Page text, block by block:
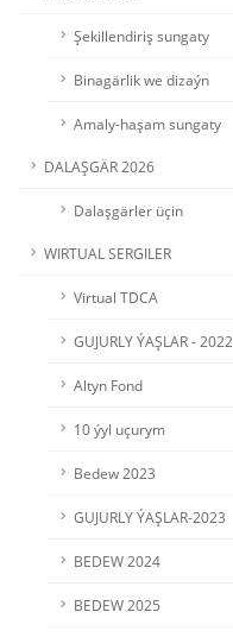
Şekillendiriş sungaty
Binagärlik we dizaýn
Amaly-haşam sungaty
DALAŞGÄR 2026
Dalaşgärler üçin
WIRTUAL SERGILER
Virtual TDCA
GUJURLY ÝAŞLAR - 2022
Altyn Fond
10 ýyl uçurym
Bedew 2023
GUJURLY ÝAŞLAR-2023
BEDEW 2024
BEDEW 2025